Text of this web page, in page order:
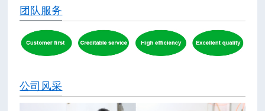
团队服务
公司风采